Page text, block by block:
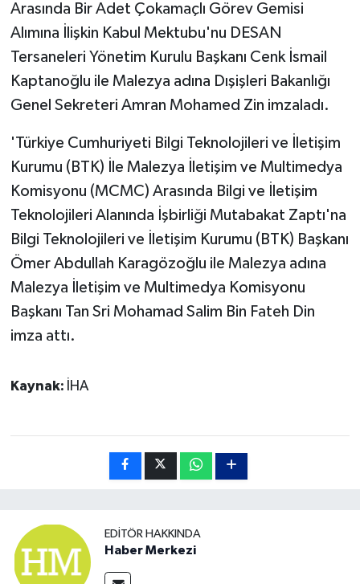
Arasında Bir Adet Çokamaçlı Görev Gemisi
Alımına İlişkin Kabul Mektubu'nu DESAN
Tersaneleri Yönetim Kurulu Başkanı Cenk İsmail
Kaptanoğlu ile Malezya adına Dışişleri Bakanlığı
Genel Sekreteri Amran Mohamed Zin imzaladı.
'Türkiye Cumhuriyeti Bilgi Teknolojileri ve İletişim
Kurumu (BTK) İle Malezya İletişim ve Multimedya
Komisyonu (MCMC) Arasında Bilgi ve İletişim
Teknolojileri Alanında İşbirliği Mutabakat Zaptı'na
Bilgi Teknolojileri ve İletişim Kurumu (BTK) Başkanı
Ömer Abdullah Karagözoğlu ile Malezya adına
Malezya İletişim ve Multimedya Komisyonu
Başkanı Tan Sri Mohamad Salim Bin Fateh Din
imza attı.
Kaynak: İHA
EDITÖR HAKKINDA
Haber Merkezi